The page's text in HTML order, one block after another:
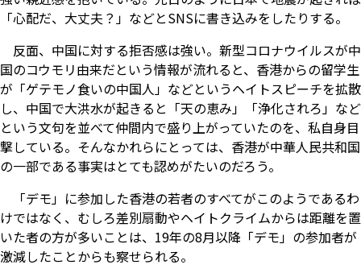
「心配だ、大丈夫？」などとSNSに書き込みをしたりする。
反面、中国に対する拒否感は強い。新型コロナウイルスが中
国のコウモリ由来だという情報が流れると、香港からの留学生
が「ゲテモノ食いの中国人」などというヘイトスピーチを拡散
し、中国で大洪水が起きると「天の恵み」「浄化されろ」など
という文句を並べて仲間内で盛り上がっていたのを、私自身目
撃している。そんなかれらにとっては、香港が中華人民共和国
の一部である事実はとても認めがたいのだろう。
「デモ」に参加した香港の若者のすべてがこのようであるわ
けではなく、むしろ差別扇動やヘイトクライムからは距離を置
いた者の方が多いことは、19年の8月以降「デモ」の参加者が
激減したことからも察せられる。